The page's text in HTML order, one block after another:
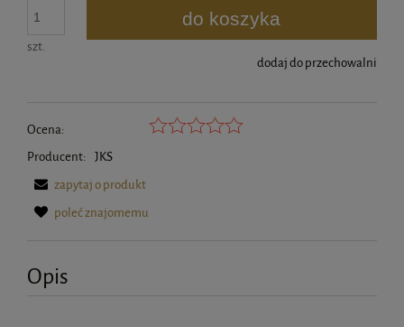
szt.
do koszyka
dodaj do przechowalni
Ocena:
Producent: JKS
zapytaj o produkt
poleć znajomemu
Opis